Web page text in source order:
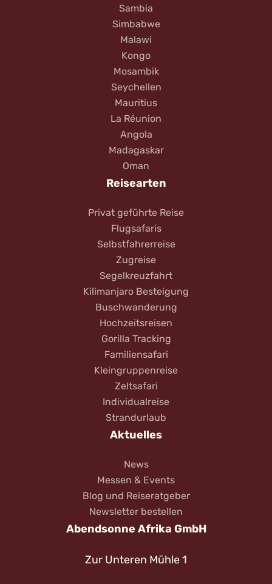
Sambia
Simbabwe
Malawi
Kongo
Mosambik
Seychellen
Mauritius
La Réunion
Angola
Madagaskar
Oman
Reisearten
Privat geführte Reise
Flugsafaris
Selbstfahrerreise
Zugreise
Segelkreuzfahrt
Kilimanjaro Besteigung
Buschwanderung
Hochzeitsreisen
Gorilla Tracking
Familiensafari
Kleingruppenreise
Zeltsafari
Individualreise
Strandurlaub
Aktuelles
News
Messen & Events
Blog und Reiseratgeber
Newsletter bestellen
Abendsonne Afrika GmbH
Zur Unteren Mühle 1